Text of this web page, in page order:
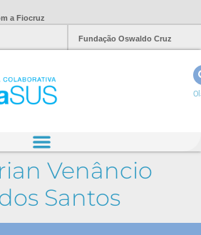
a Fiocruz
Fundação Oswaldo Cruz
Venâncio
Santos